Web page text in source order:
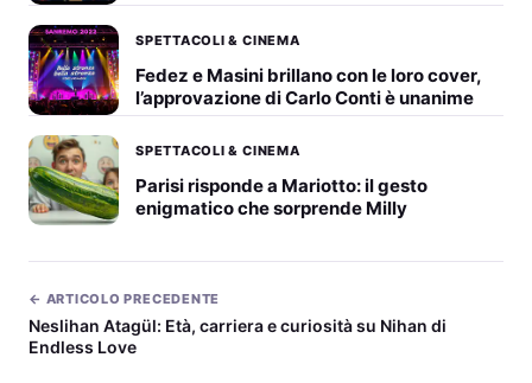
SPETTACOLI & CINEMA
Fedez e Masini brillano con le loro cover,
l’approvazione di Carlo Conti è unanime
SPETTACOLI & CINEMA
Parisi risponde a Mariotto: il gesto
enigmatico che sorprende Milly
← ARTICOLO PRECEDENTE
Neslihan Atagül: Età, carriera e curiosità su Nihan di
Endless Love